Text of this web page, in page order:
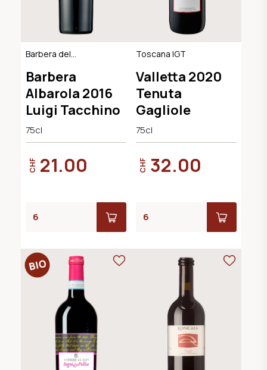
Barbera del
Barbera
Albarola 2016
Luigi Tacchino
75cl
CHF 21.00
Toscana IGT
Valletta 2020
Tenuta
Gagliole
75cl
CHF 32.00